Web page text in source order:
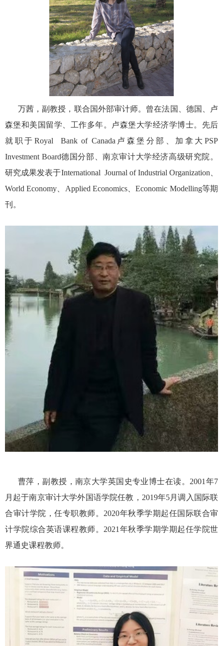
万茜，副教授，联合国外部审计师。曾在法国、德国、卢
森堡和美国留学、工作多年。卢森堡大学经济学博士。先后
就职于 Royal Bank of Canada卢森堡分部、加拿大PSP
Investment Board德国分部、南京审计大学经济高级研究院。
研究成果发表于International Journal of Industrial Organization、
World Economy、 Applied Economics、Economic Modelling等期
刊。
曹萍，副教授，南京大学英国史专业博士在读。 2001 年7
月起于南京审计大学外国语学院任教， 2019年5月调入国际联
合审计学院，任专职教师。 2020年秋季学期起任国际联合审
计学院综合英语课程教师。 2021 年秋季学期学期起任学院世
界通史课程教师。